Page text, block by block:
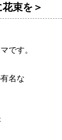
束を＞
です。
名な